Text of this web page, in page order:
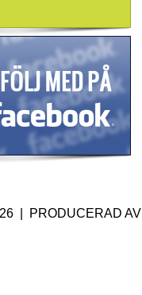
| PRODUCERAD AV